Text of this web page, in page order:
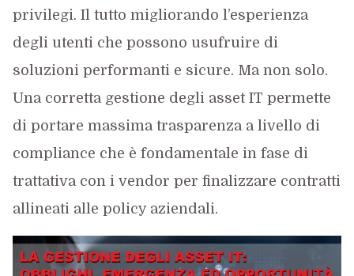
privilegi. Il tutto migliorando l’esperienza
degli utenti che possono usufruire di
soluzioni performanti e sicure. Ma non solo.
Una corretta gestione degli asset IT permette
di portare massima trasparenza a livello di
compliance che è fondamentale in fase di
trattativa con i vendor per finalizzare contratti
allineati alle policy aziendali.